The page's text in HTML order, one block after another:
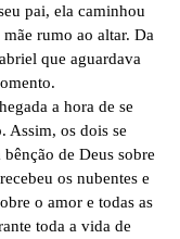
pai, ela caminhou
rumo ao altar. Da
que aguardava
a hora de se
Assim, os dois se
de Deus sobre
os nubentes e
o amor e todas as
toda a vida de